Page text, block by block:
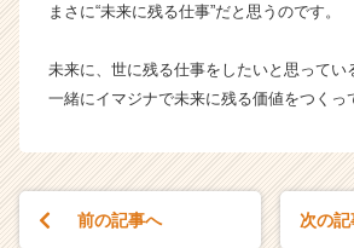
まさに“未来に残る仕事”だと思うのです。
未来に、世に残る仕事をしたいと思ってい
一緒にイマジナで未来に残る価値をつくっ
前の記事へ 次の